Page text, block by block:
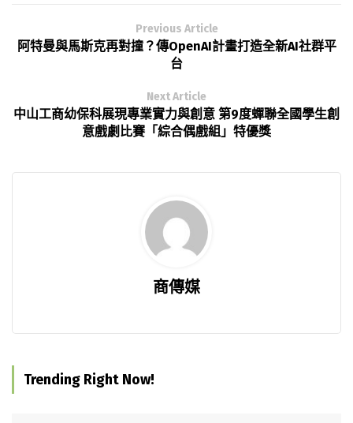
Previous Article
阿特曼與馬斯克再對撞？傳OpenAI計畫打造全新AI社群平
台
Next Article
中山工商幼保科展現專業實力與創意 第9度蟬聯全國學生創
意戲劇比賽「綜合偶戲組」特優獎
商傳媒
Trending Right Now!